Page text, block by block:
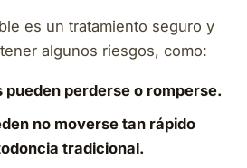
es un tratamiento seguro y
algunos riesgos, como:
pueden perderse o romperse.
no moverse tan rápido
tradicional.